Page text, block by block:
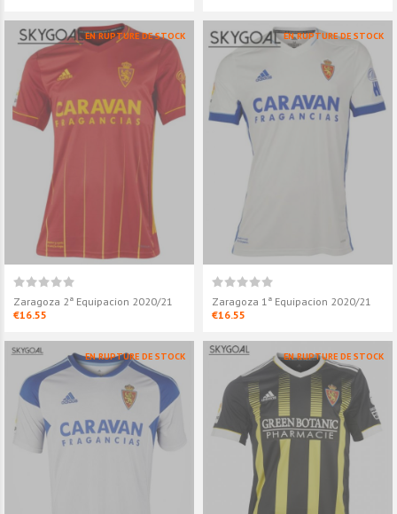
EN RUPTURE DE STOCK
Zaragoza 2ª Equipacion 2020/21
€16.55
EN RUPTURE DE STOCK
Zaragoza 1ª Equipacion 2020/21
€16.55
EN RUPTURE DE STOCK EN RUPTURE DE STOCK